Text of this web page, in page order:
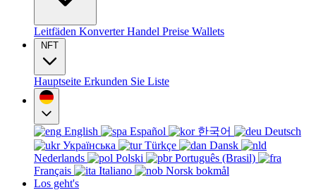
Leitfäden KonverterHandel Preise Wallets
NFT
Hauptseite Erkunden Sie Liste
English Español 한국어
Deutsch
Українська
Türkçe
Dansk
Nederlands
Polski
Português (Brasil)
Français
Italiano
Norsk bokmål
Los geht's